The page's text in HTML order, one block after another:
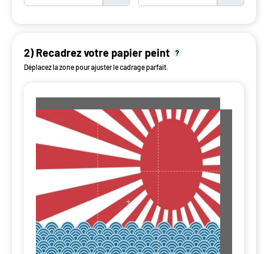
2) Recadrez votre papier peint
?
Déplacez la zone pour ajuster le cadrage parfait.